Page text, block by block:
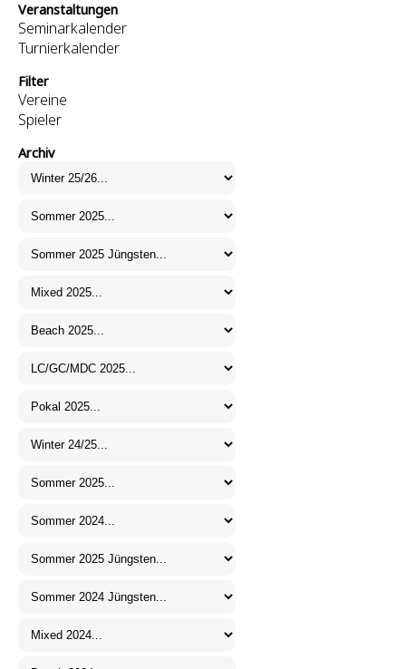
Veranstaltungen
Seminarkalender
Turnierkalender
Filter
Vereine
Spieler
Archiv